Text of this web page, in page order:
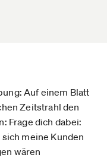
Auf einem Blatt
Zeitstrahl den
Frage dich dabei:
meine Kunden
wären